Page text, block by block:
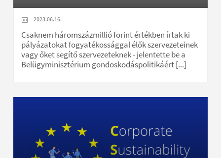
2023.06.16.
Csaknem háromszázmillió forint értékben írtak ki
pályázatokat fogyatékossággal élők szervezeteinek
vagy őket segítő szervezeteknek - jelentette be a
Belügyminisztérium gondoskodáspolitikáért [...]